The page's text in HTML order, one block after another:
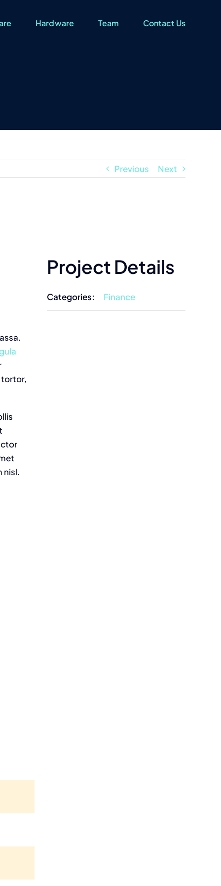
Hardware Team Contact Us
Previous Next
tortor,
nisl.
Project Details
Categories: Finance